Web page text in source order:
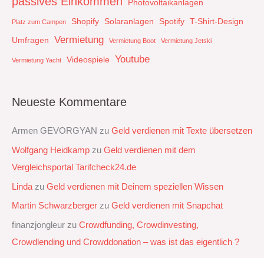
Photovoltaikanlagen
Platz zum Campen Shopify Solaranlagen Spotify T-Shirt-Design
Umfragen
Vermietung Vermietung Boot Vermietung Jetski
Vermietung Yacht Videospiele Youtube
Neueste Kommentare
Armen GEVORGYAN zu Geld verdienen mit Texte übersetzen
Wolfgang Heidkamp zu Geld verdienen mit dem
Vergleichsportal Tarifcheck24.de
Linda zu Geld verdienen mit Deinem speziellen Wissen
Martin Schwarzberger zu Geld verdienen mit Snapchat‭
finanzjongleur zu Crowdfunding, Crowdinvesting,
Crowdlending und Crowddonation – was ist das eigentlich ?